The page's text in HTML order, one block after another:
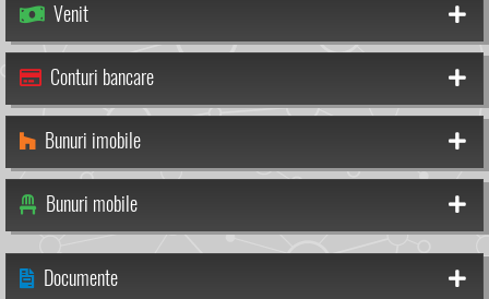
Venit
Conturi bancare
Bunuri imobile
Bunuri mobile
Documente